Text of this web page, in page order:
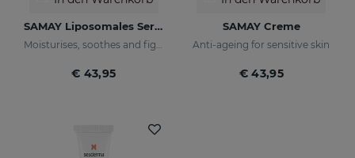
SAMAY Liposomales Serum
Moisturises, soothes and fights wrinkles of sensitive skin
€ 43,95
SAMAY Creme
Anti-ageing for sensitive skin
€ 43,95